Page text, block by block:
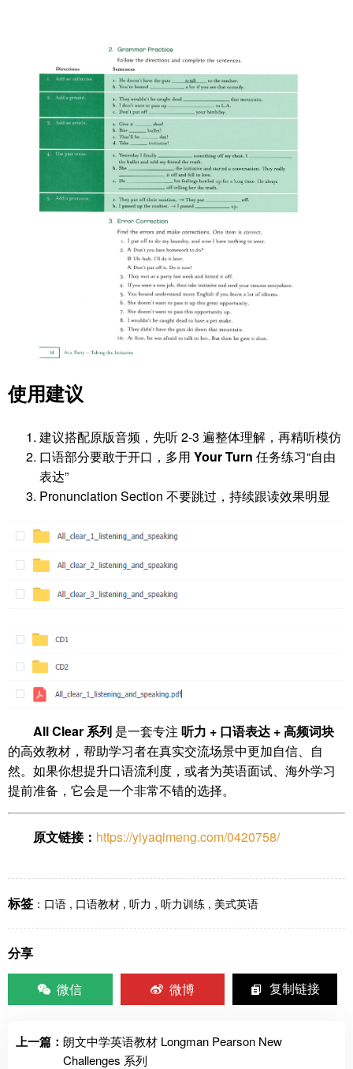
使用建议
建议搭配原版音频，先听 2-3 遍整体理解，再精听模仿
口语部分要敢于开口，多用 Your Turn 任务练习“自由
表达”
Pronunciation Section 不要跳过，持续跟读效果明显
All Clear 系列 是一套专注 听力 + 口语表达 + 高频词块
的高效教材，帮助学习者在真实交流场景中更加自信、自
然。如果你想提升口语流利度，或者为英语面试、海外学习
提前准备，它会是一个非常不错的选择。
原文链接： https://yiyaqimeng.com/0420758/
标签 ： 口语 , 口语教材 , 听力 , 听力训练 , 美式英语
分享
微信
微博 复制链接
上一篇： 朗文中学英语教材 Longman Pearson New
Challenges 系列